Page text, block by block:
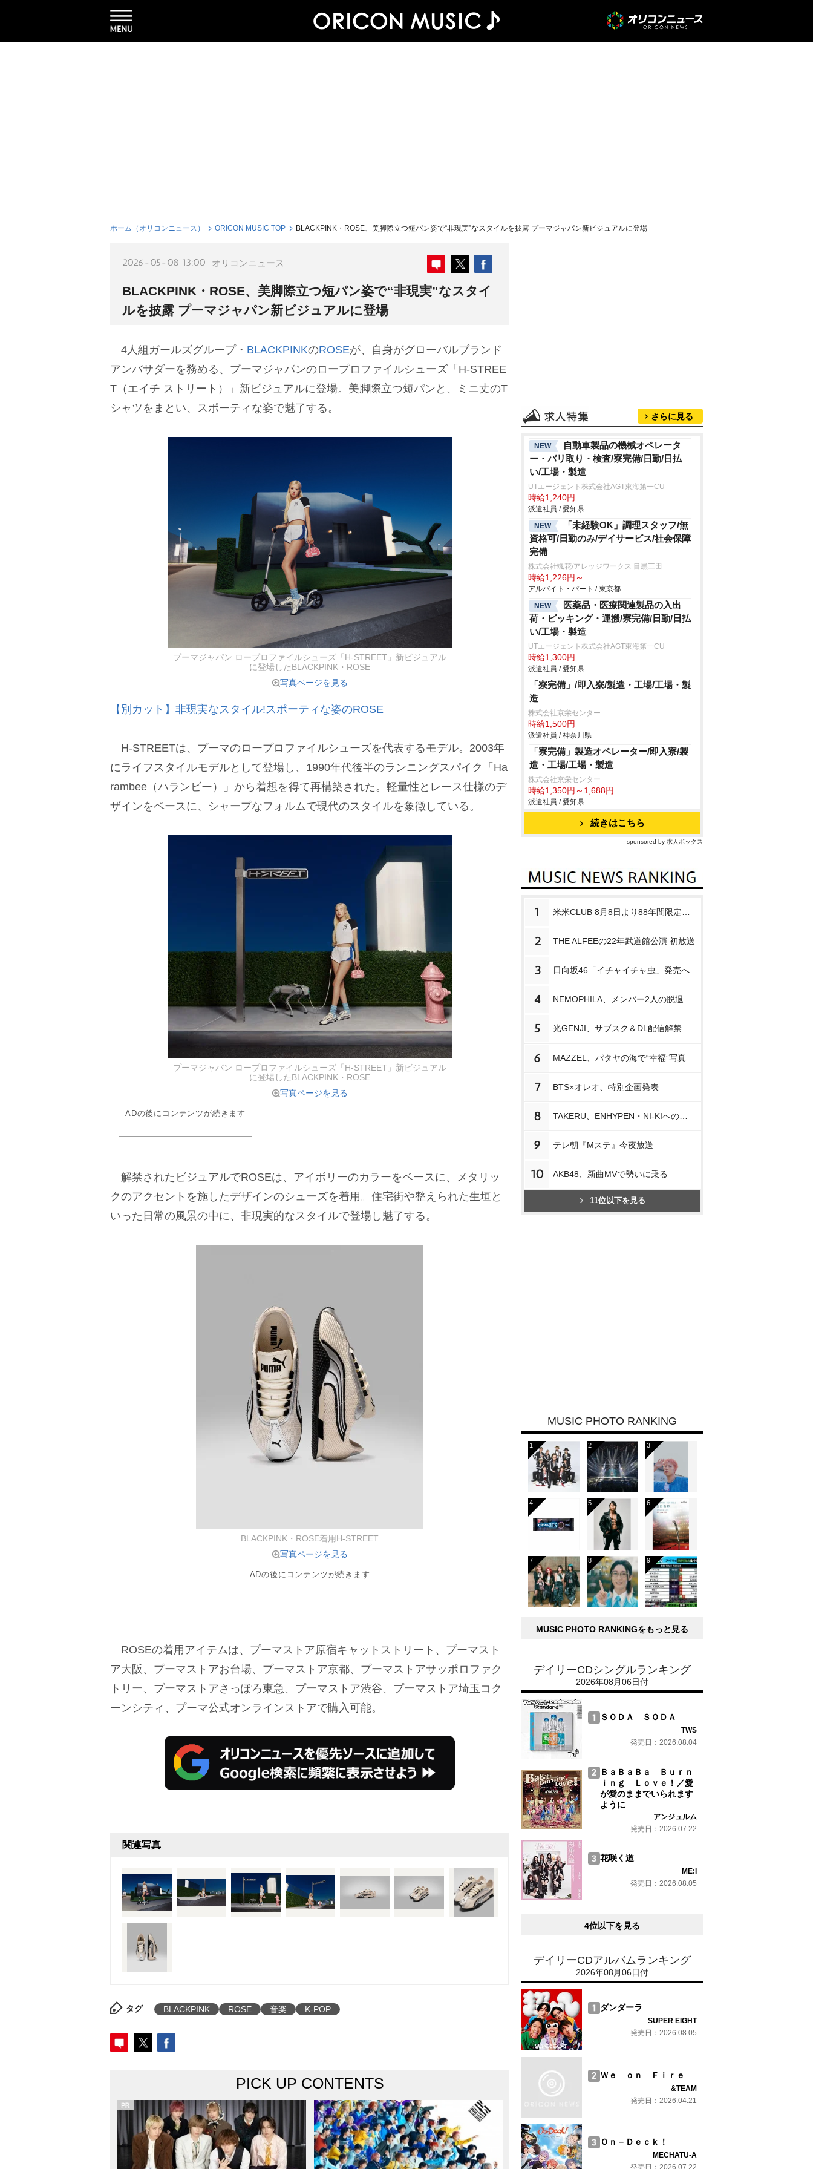
ホーム（オリコンニュース） ORICON MUSIC TOP BLACKPINK・ROSE、美脚際立つ短パン姿で“非現実”なスタイルを披露 プーマジャパン新ビジュアルに登場
2026-05-08 13:00 オリコンニュース
BLACKPINK・ROSE、美脚際立つ短パン姿で“非現実”なスタイ
ルを披露 プーマジャパン新ビジュアルに登場
4人組ガールズグループ・ BLACKPINKのROSEが、自身がグローバルブランド
アンバサダーを務める、プーマジャパンのロープロファイルシューズ「H-STREE
T（エイチ ストリート）」新ビジュアルに登場。美脚際立つ短パンと、ミニ丈のT
シャツをまとい、スポーティな姿で魅了する。
プーマジャパン ロープロファイルシューズ「H-STREET」新ビジュアル
に登場したBLACKPINK・ROSE
写真ページを見る
【別カット】非現実なスタイル!スポーティな姿のROSE
H-STREETは、プーマのロープロファイルシューズを代表するモデル。2003年
にライフスタイルモデルとして登場し、1990年代後半のランニングスパイク「Ha
rambee（ハランビー）」から着想を得て再構築された。軽量性とレース仕様のデ
ザインをベースに、シャープなフォルムで現代のスタイルを象徴している。
プーマジャパン ロープロファイルシューズ「H-STREET」新ビジュアル
に登場したBLACKPINK・ROSE
写真ページを見る
ADの後にコンテンツが続きます
解禁されたビジュアルでROSEは、アイボリーのカラーをベースに、メタリッ
クのアクセントを施したデザインのシューズを着用。住宅街や整えられた生垣と
いった日常の風景の中に、非現実的なスタイルで登場し魅了する。
BLACKPINK・ROSE着用H-STREET
写真ページを見る
ADの後にコンテンツが続きます
ROSEの着用アイテムは、プーマストア原宿キャットストリート、プーマスト
ア大阪、プーマストアお台場、プーマストア京都、プーマストアサッポロファク
トリー、プーマストアさっぽろ東急、プーマストア渋谷、プーマストア埼玉コク
ーンシティ、プーマ公式オンラインストアで購入可能。
関連写真
タグ BLACKPINK ROSE 音楽 K-POP
PICK UP CONTENTS
さらに見る
NEW
自動車製品の機械オペレータ
ー・バリ取り・検査/寮完備/日勤/日払
い/工場・製造
UTエージェント株式会社AGT東海第一CU
時給1,240円
派遣社員 / 愛知県
NEW
「未経験OK」調理スタッフ/無
資格可/日勤のみ/デイサービス/社会保障
完備
株式会社颯花/アレッジワークス 目黒三田
時給1,226円～
アルバイト・パート / 東京都
NEW
医薬品・医療関連製品の入出
荷・ピッキング・運搬/寮完備/日勤/日払
い/工場・製造
UTエージェント株式会社AGT東海第一CU
時給1,300円
派遣社員 / 愛知県
「寮完備」/即入寮/製造・工場/工場・製
造
株式会社京栄センター
時給1,500円
派遣社員 / 神奈川県
「寮完備」製造オペレーター/即入寮/製
造・工場/工場・製造
株式会社京栄センター
時給1,350円～1,688円
派遣社員 / 愛知県
続きはこちら
sponsored by 求人ボックス
1
2 THE ALFEEの22年武道館公演 初放送
3 日向坂46「イチャイチャ虫」発売へ
4
5 光GENJI、サブスク＆DL配信解禁
6 MAZZEL、パタヤの海で“幸福”写真
7 BTS×オレオ、特別企画発表
8
9 テレ朝『Mステ』今夜放送
10 AKB48、新曲MVで勢いに乗る
11位以下を見る
MUSIC PHOTO RANKING
MUSIC PHOTO RANKINGをもっと見る
デイリーCDシングルランキング
2026年08月06日付
ＳＯＤＡ ＳＯＤＡ
TWS
発売日：2026.08.04
ＢａＢａＢａ Ｂｕｒｎ
ｉｎｇ Ｌｏｖｅ！／愛
が愛のままでいられます
ように
アンジュルム
発売日：2026.07.22
花咲く道
ME:I
発売日：2026.08.05
4位以下を見る
デイリーCDアルバムランキング
2026年08月06日付
ダンダーラ
SUPER EIGHT
発売日：2026.08.05
Ｗｅ ｏｎ Ｆｉｒｅ
&TEAM
発売日：2026.04.21
Ｏｎ－Ｄｅｃｋ！
MECHATU-A
発売日：2026.07.22